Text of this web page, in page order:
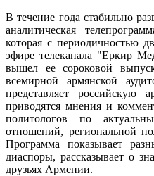
В течение года стабильно
аналитическая
которая с периодичностью
эфире телеканала "Еркир
вышел ее сороковой
всемирной армянской
представляет российскую
приводятся мнения и
политологов по
отношений, региональной
Программа показывает
диаспоры, рассказывает о
друзьях Армении.